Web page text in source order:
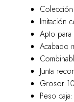
Colección
Imitación
Apto para
Acabado
Junta
Grosor
Peso